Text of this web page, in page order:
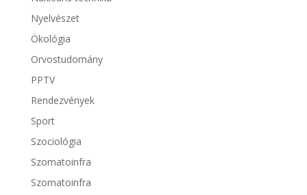
Nyelvészet
Ökológia
Orvostudomány
PPTV
Rendezvények
Sport
Szociológia
Szomatoinfra
Szomatoinfra